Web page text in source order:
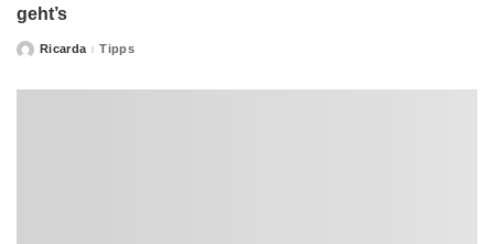
geht’s
PostedRicarda Tipps